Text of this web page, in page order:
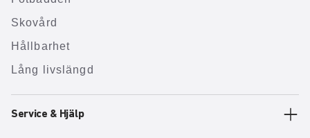
Skovård
Hållbarhet
Lång livslängd
Service & Hjälp